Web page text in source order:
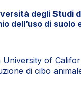
degli Studi
di suolo
of
di cibo